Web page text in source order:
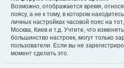
Возможно, отображается время,
поясу, а не к тому, в котором
личных настройках часовой пояс на
Москва, Киев и т.д. Учтите, что
большинство настроек, могут только
пользователи. Если вы не
момент сделать это.